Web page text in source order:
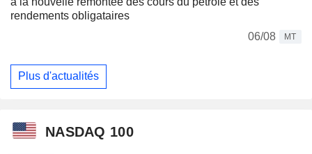
rendements obligataires
06/08
MT
Plus d'actualités
NASDAQ 100